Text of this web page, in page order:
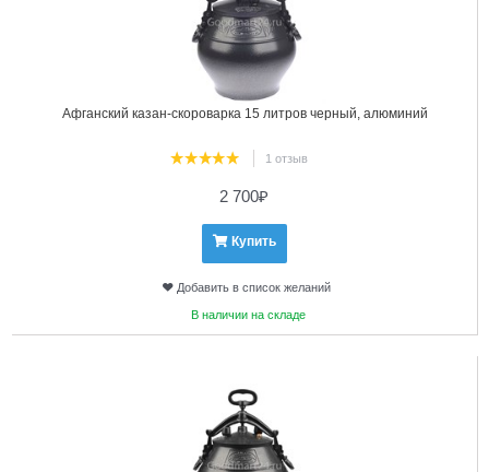
Афганский казан-скороварка 15 литров черный, алюминий
1 отзыв
2 700₽
Купить
Добавить в список желаний
В наличии на складе